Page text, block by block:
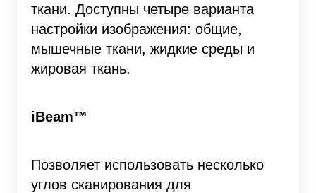
ткани. Доступны четыре варианта
настройки изображения: общие,
мышечные ткани, жидкие среды и
жировая ткань.
iBeam™
Позволяет использовать несколько
углов сканирования для